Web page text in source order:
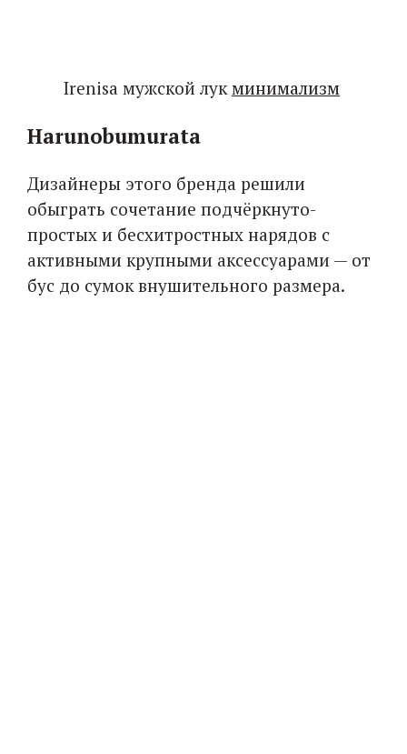
Irenisa мужской лук минимализм
Harunobumurata
Дизайнеры этого бренда решили
обыграть сочетание подчёркнуто-
простых и бесхитростных нарядов с
активными крупными аксессуарами — от
бус до сумок внушительного размера.